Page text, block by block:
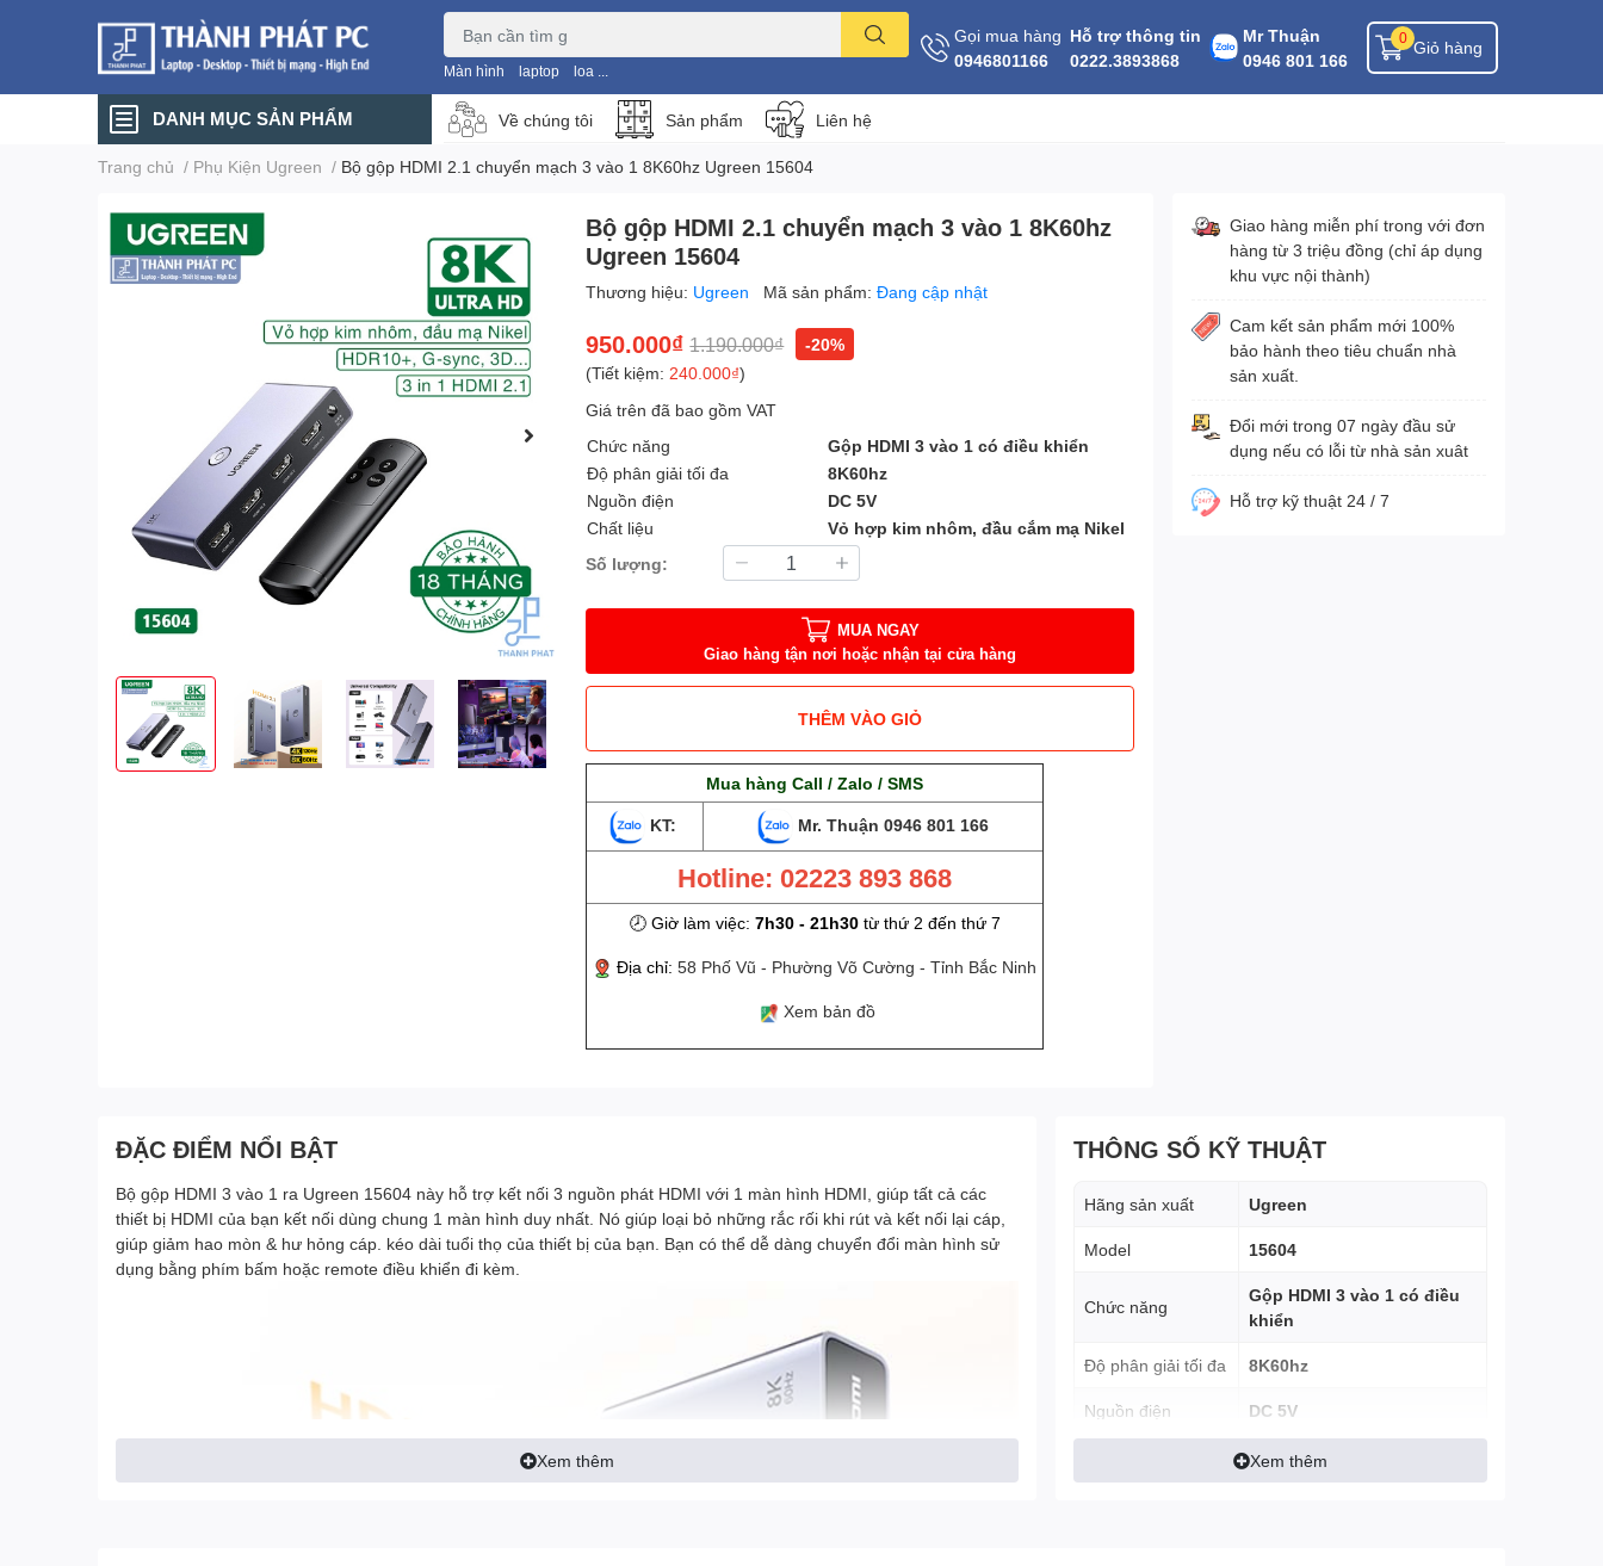
Màn hình laptop loa ...
Gọi mua hàng
0946801166
Hỗ trợ thông tin
0222.3893868
Mr Thuận
0946 801 166
Giỏ hàng
0
DANH MỤC SẢN PHẨM Về chúng tôi Sản phẩm Liên hệ
Trang chủ / Phụ Kiện Ugreen / Bộ gộp HDMI 2.1 chuyển mạch 3 vào 1 8K60hz Ugreen 15604
Bộ gộp HDMI 2.1 chuyển mạch 3 vào 1 8K60hz
Ugreen 15604
Thương hiệu: Ugreen Mã sản phẩm:Đang cập nhật
950.000₫ 1.190.000₫
-20%
(Tiết kiệm: 240.000₫)
Giá trên đã bao gồm VAT
Chức năng
Gộp HDMI 3 vào 1 có điều khiển
Độ phân giải tối đa
8K60hz
Nguồn điện
DC 5V
Chất liệu
Vỏ hợp kim nhôm, đầu cắm mạ Nikel
Số lượng:
MUA NGAY
Giao hàng tận nơi hoặc nhận tại cửa hàng
THÊM VÀO GIỎ
Mua hàng Call / Zalo / SMS
KT: Mr. Thuận0946 801 166
Hotline: 02223 893 868
🕗 Giờ làm việc: 7h30 - 21h30từ thứ 2 đến thứ 7
Địa chỉ:58 Phố Vũ - Phường Võ Cường - Tỉnh Bắc Ninh
Xem bản đồ
Giao hàng miễn phí trong với đơn
hàng từ 3 triệu đồng (chỉ áp dụng
khu vực nội thành)
Cam kết sản phẩm mới 100%
bảo hành theo tiêu chuẩn nhà
sản xuất.
Đổi mới trong 07 ngày đầu sử
dụng nếu có lỗi từ nhà sản xuât
Hỗ trợ kỹ thuật 24 / 7
ĐẶC ĐIỂM NỔI BẬT
Bộ gộp HDMI 3 vào 1 ra Ugreen 15604 này hỗ trợ kết nối 3 nguồn phát HDMI với 1 màn hình HDMI, giúp tất cả các
thiết bị HDMI của bạn kết nối dùng chung 1 màn hình duy nhất. Nó giúp loại bỏ những rắc rối khi rút và kết nối lại cáp,
giúp giảm hao mòn & hư hỏng cáp. kéo dài tuổi thọ của thiết bị của bạn. Bạn có thể dễ dàng chuyển đổi màn hình sử
dụng bằng phím bấm hoặc remote điều khiển đi kèm.
Xem thêm
THÔNG SỐ KỸ THUẬT
Hãng sản xuất Ugreen
Model 15604
Chức năng
Gộp HDMI 3 vào 1 có điều
khiển
Độ phân giải tối đa 8K60hz
Nguồn điện DC 5V
Vỏ hợp kim nhôm, đầu cắm
mạ Nikel
Xem thêm